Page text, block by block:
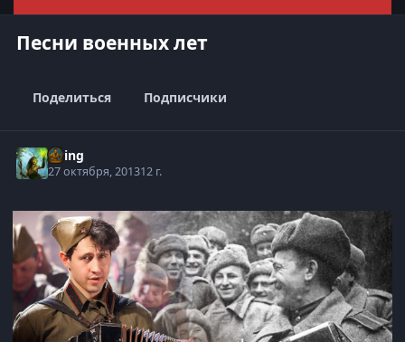
Песни военных лет
Поделиться Подписчики
Elring
27 октября, 201312 г.